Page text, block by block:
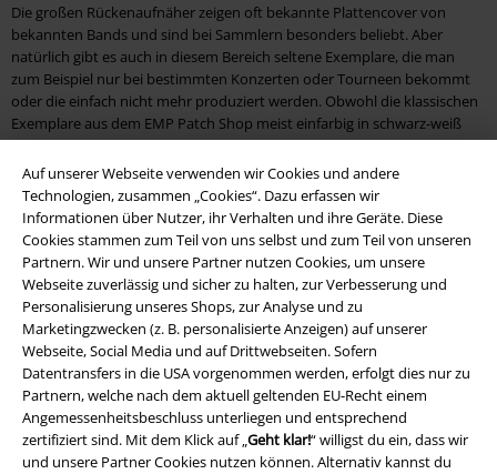
Auf unserer Webseite verwenden wir Cookies und andere
Technologien, zusammen „Cookies“. Dazu erfassen wir
Informationen über Nutzer, ihr Verhalten und ihre Geräte. Diese
Cookies stammen zum Teil von uns selbst und zum Teil von unseren
Partnern. Wir und unsere Partner nutzen Cookies, um unsere
Webseite zuverlässig und sicher zu halten, zur Verbesserung und
Personalisierung unseres Shops, zur Analyse und zu
Marketingzwecken (z. B. personalisierte Anzeigen) auf unserer
Webseite, Social Media und auf Drittwebseiten. Sofern
Datentransfers in die USA vorgenommen werden, erfolgt dies nur zu
Partnern, welche nach dem aktuell geltenden EU-Recht einem
Angemessenheitsbeschluss unterliegen und entsprechend
zertifiziert sind. Mit dem Klick auf „Geht klar!“ willigst du ein, dass wir
und unsere Partner Cookies nutzen können. Alternativ kannst du
Die großen Rückenaufnäher zeigen oft bekannte Plattencover von
bekannten Bands und sind bei Sammlern besonders beliebt. Aber
natürlich gibt es auch in diesem Bereich seltene Exemplare, die man
zum Beispiel nur bei bestimmten Konzerten oder Tourneen bekommt
oder die einfach nicht mehr produziert werden. Obwohl die klassischen
Exemplare aus dem EMP Patch Shop meist einfarbig in schwarz-weiß
gehalten sind, gibt es auch bunte Varianten.
Moderne Fertigungstechnik ermöglicht mehrfarbige und schattierte
Abbildungen, die sehr filigran und detailreich sind. Das ermöglicht
exakte Nachbildungen berühmter Maskottchen wie Eddie von Iron
Maiden, aber auch Miniaturversionen legendärer Albumdesigns. Doch
auch wenn der Abzeichenkult in der Metalszene eine sehr große Rolle
spielt, reicht die Auswahl an Motiven weit darüber hinaus: Bekannte
Symbole, wie das aus dem Biker-Milieu bekannte Eiserne Kreuz oder das
Anarchie-Symbol, sind ebenso erhältlich wie beliebte Logos und
Charaktere aus Film, Fernsehen, Comics und Büchern.
So ist es problemlos möglich, den Todesstern aus Star Wars oder die
Lieblingsfigur aus dem Walt Disney Universum neben Slayer und
anderen Bands zu platzieren.